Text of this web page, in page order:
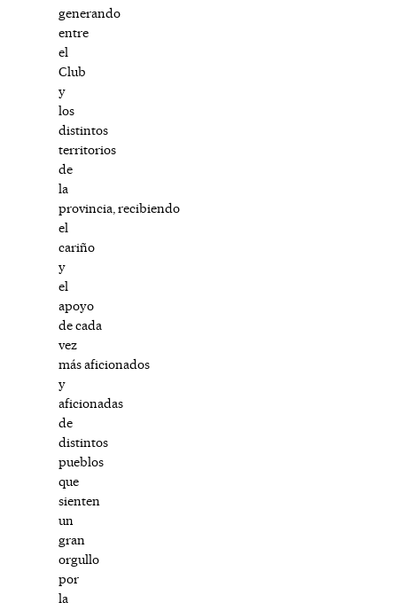
generando
entre
el
Club
y
los
distintos
territorios
de
la
provincia, recibiendo
el
cariño
y
el
apoyo
de cada
vez
más aficionados
y
aficionadas
de
distintos
pueblos
que
sienten
un
gran
orgullo
por
la